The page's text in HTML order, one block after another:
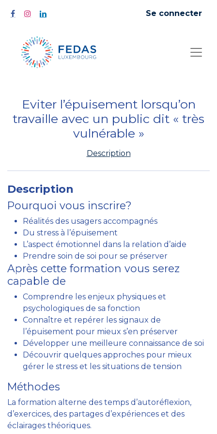
Se connecter
Eviter l’épuisement lorsqu’on
travaille avec un public dit « très
vulnérable »
Description
Description
Pourquoi vous inscrire?
Réalités des usagers accompagnés
Du stress à l’épuisement
L’aspect émotionnel dans la relation d’aide
Prendre soin de soi pour se préserver
Après cette formation vous serez
capable de
Comprendre les enjeux physiques et
psychologiques de sa fonction
Connaître et repérer les signaux de
l’épuisement pour mieux s’en préserver
Développer une meilleure connaissance de soi
Découvrir quelques approches pour mieux
gérer le stress et les situations de tension
Méthodes
La formation alterne des temps d’autoréflexion,
d’exercices, des partages d’expériences et des
éclairages théoriques.